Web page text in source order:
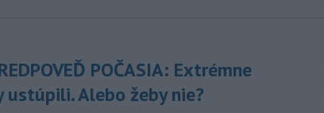
POČASIA: Extrémne
ustúpili. Alebo žeby nie?